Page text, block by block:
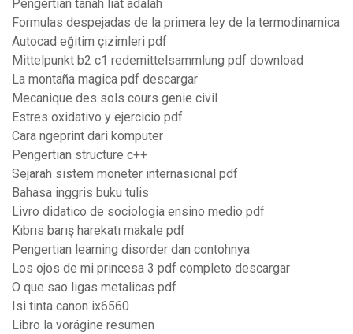
Pengertian tanah liat adalah
Formulas despejadas de la primera ley de la termodinamica
Autocad eğitim çizimleri pdf
Mittelpunkt b2 c1 redemittelsammlung pdf download
La montaña magica pdf descargar
Mecanique des sols cours genie civil
Estres oxidativo y ejercicio pdf
Cara ngeprint dari komputer
Pengertian structure c++
Sejarah sistem moneter internasional pdf
Bahasa inggris buku tulis
Livro didatico de sociologia ensino medio pdf
Kıbrıs barış harekatı makale pdf
Pengertian learning disorder dan contohnya
Los ojos de mi princesa 3 pdf completo descargar
O que sao ligas metalicas pdf
Isi tinta canon ix6560
Libro la vorágine resumen